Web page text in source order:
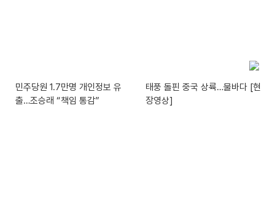
민주당원 1.7만명 개인정보 유
출…조승래 “책임 통감”
태풍 돌핀 중국 상륙…물바다 [현
장영상]